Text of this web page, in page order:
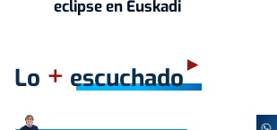
eclipse en Euskadi
Lo + escuchado